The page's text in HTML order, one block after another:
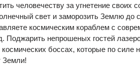
человечеству за угнетение
свет и заморозить Землю до
космическим кораблем с
Поджарить непрошеных гостей
космических боссах, которые по силе
Земли!